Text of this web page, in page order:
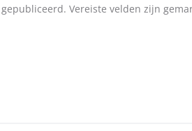
Vereiste velden zijn